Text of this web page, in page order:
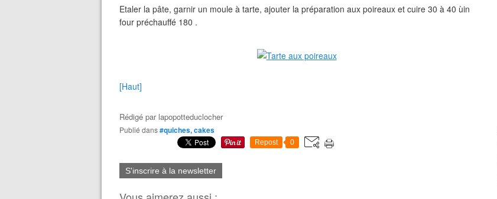
Etaler la pâte, garnir un moule à tarte, ajouter la préparation aux poireaux et cuire 30 à 40 ùin
four préchauffé 180 .
[Haut]
Rédigé par lapopotteduclocher
Publié dans#quiches, cakes
Repost 0
S'inscrire à la newsletter